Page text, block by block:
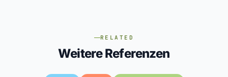
RELATED
Weitere Referenzen